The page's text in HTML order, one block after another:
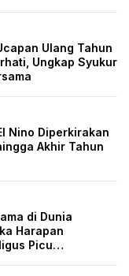
Ulang Tahun
Ungkap Syukur
Nino Diperkirakan
Akhir Tahun
di Dunia
Harapan
Picu